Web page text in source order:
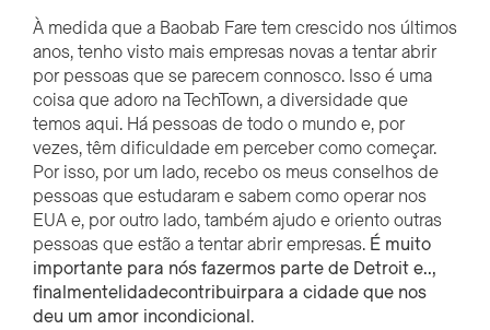
À medida que a Baobab Fare tem crescido nos últimos
anos, tenho visto mais empresas novas a tentar abrir
por pessoas que se parecem connosco. Isso é uma
coisa que adoro na TechTown, a diversidade que
temos aqui. Há pessoas de todo o mundo e, por
vezes, têm dificuldade em perceber como começar.
Por isso, por um lado, recebo os meus conselhos de
pessoas que estudaram e sabem como operar nos
EUA e, por outro lado, também ajudo e oriento outras
pessoas que estão a tentar abrir empresas. É muito
importante para nós fazermos parte de Detroit e..,
finalmentelidadecontribuirpara a cidade que nos
deu um amor incondicional.